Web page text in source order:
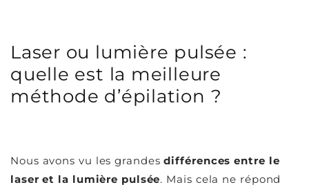
Laser ou lumière pulsée :
quelle est la meilleure
méthode d’épilation ?
Nous avons vu les grandesdifférences entre le
laser et la lumière pulsée. Mais cela ne répond